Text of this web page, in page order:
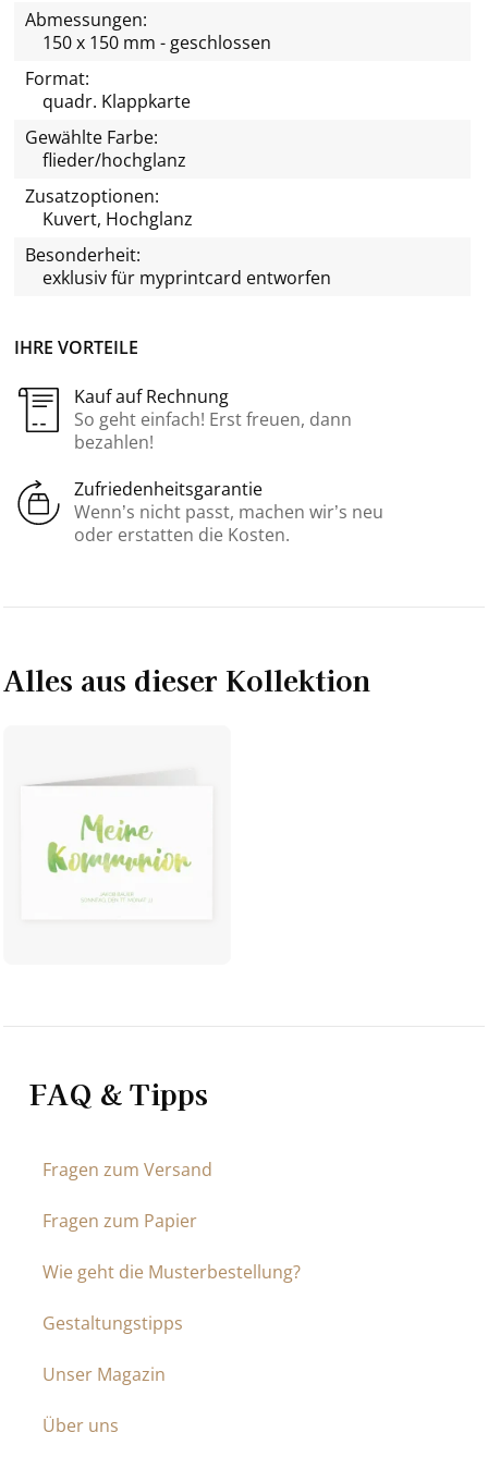
IHRE VORTEILE
Kauf auf Rechnung
So geht einfach! Erst freuen, dann
bezahlen!
Zufriedenheitsgarantie
Wenn’s nicht passt, machen wir’s neu
oder erstatten die Kosten.
Abmessungen:
150 x 150 mm - geschlossen
Format:
quadr. Klappkarte
Gewählte Farbe:
flieder/hochglanz
Zusatzoptionen:
Kuvert, Hochglanz
Besonderheit:
exklusiv für myprintcard entworfen
Alles aus dieser Kollektion
FAQ & Tipps
Fragen zum Versand
Fragen zum Papier
Wie geht die Musterbestellung?
Gestaltungstipps
Unser Magazin
Über uns